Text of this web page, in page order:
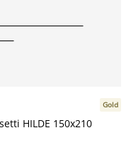
HILDE 150x210
Gold